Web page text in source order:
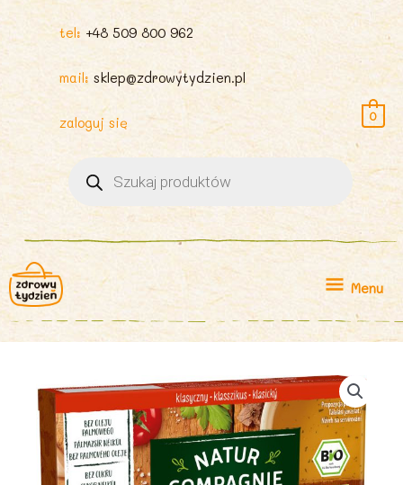
tel: +48 509 800 962
mail: sklep@zdrowytydzien.pl
zaloguj się
produktów
0
Menu
Menu